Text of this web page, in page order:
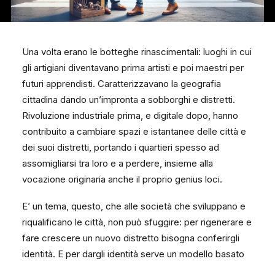
Una volta erano le botteghe rinascimentali: luoghi in cui
gli artigiani diventavano prima artisti e poi maestri per
futuri apprendisti. Caratterizzavano la geografia
cittadina dando un’impronta a sobborghi e distretti.
Rivoluzione industriale prima, e digitale dopo, hanno
contribuito a cambiare spazi e istantanee delle città e
dei suoi distretti, portando i quartieri spesso ad
assomigliarsi tra loro e a perdere, insieme alla
vocazione originaria anche il proprio genius loci.
E’ un tema, questo, che alle società che sviluppano e
riqualificano le città, non può sfuggire: per rigenerare e
fare crescere un nuovo distretto bisogna conferirgli
identità. E per dargli identità serve un modello basato